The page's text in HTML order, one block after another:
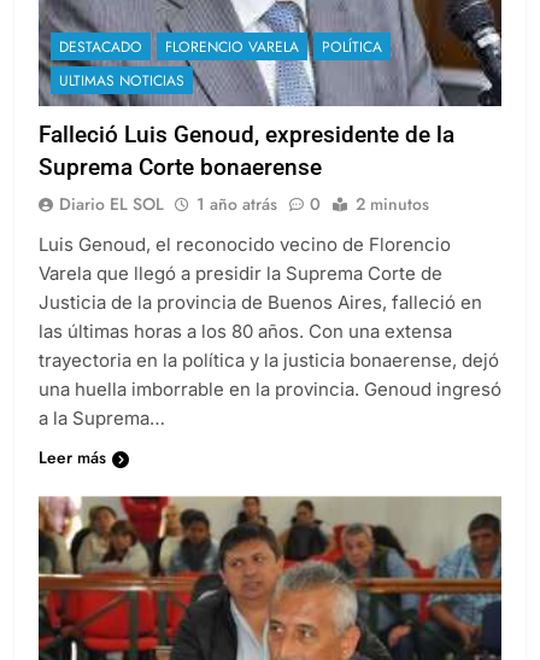
DESTACADO FLORENCIO VARELA
POLÍTICA
ULTIMAS NOTICIAS
Falleció Luis Genoud, expresidente de la
Suprema Corte bonaerense
Diario EL SOL 1 año atrás 0 2 minutos
Luis Genoud, el reconocido vecino de Florencio
Varela que llegó a presidir la Suprema Corte de
Justicia de la provincia de Buenos Aires, falleció en
las últimas horas a los 80 años. Con una extensa
trayectoria en la política y la justicia bonaerense, dejó
una huella imborrable en la provincia. Genoud ingresó
a la Suprema…
Leer más